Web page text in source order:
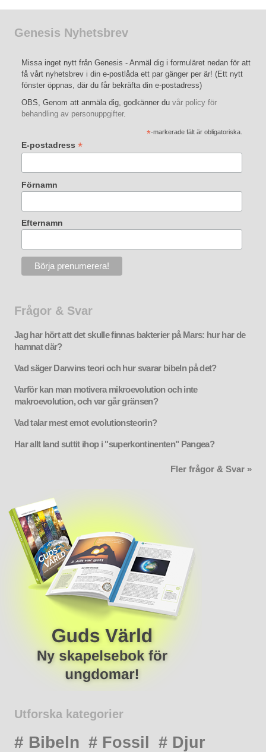
Genesis Nyhetsbrev
Missa inget nytt från Genesis - Anmäl dig i formuläret nedan för att
få vårt nyhetsbrev i din e-postlåda ett par gänger per är! (Ett nytt
fönster öppnas, där du får bekräfta din e-postadress)
OBS, Genom att anmäla dig, godkänner du vår policy för
behandling av personuppgifter.
*-markerade fält är obligatoriska.
E-postadress *
Förnamn
Efternamn
Frågor & Svar
Jag har hört att det skulle finnas bakterier på Mars: hur har de
hamnat där?
Vad säger Darwins teori och hur svarar bibeln på det?
Varför kan man motivera mikroevolution och inte
makroevolution, och var går gränsen?
Vad talar mest emot evolutionsteorin?
Har allt land suttit ihop i "superkontinenten" Pangea?
Fler frågor & Svar »
Utforska kategorier
# Bibeln # Fossil # Djur